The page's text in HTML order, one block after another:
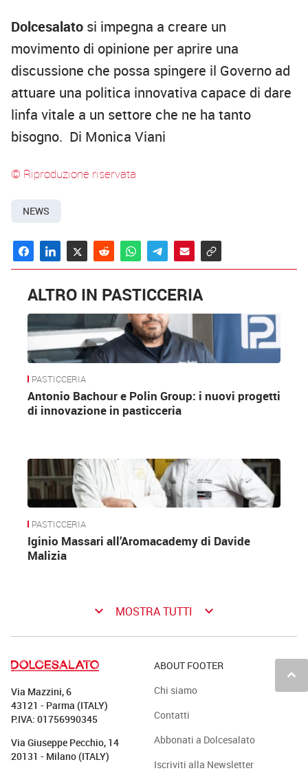
Dolcesalato si impegna a creare un
movimento di opinione per aprire una
discussione che possa spingere il Governo ad
attuare una politica innovativa capace di dare
linfa vitale a un settore che ne ha tanto
bisogno. Di Monica Viani
© Riproduzione riservata
NEWS
ALTRO IN PASTICCERIA
PASTICCERIA
Antonio Bachour e Polin Group: i nuovi progetti
di innovazione in pasticceria
PASTICCERIA
Iginio Massari all’Aromacademy di Davide
Malizia
keyboard_arrow_down MOSTRA TUTTI keyboard_arrow_down
keyboard_arrow_up
Via Mazzini, 6
43121 - Parma (ITALY)
P.IVA: 01756990345
Via Giuseppe Pecchio, 14
20131 - Milano (ITALY)
ABOUT FOOTER
Chi siamo
Contatti
Abbonati a Dolcesalato
Iscriviti alla Newsletter